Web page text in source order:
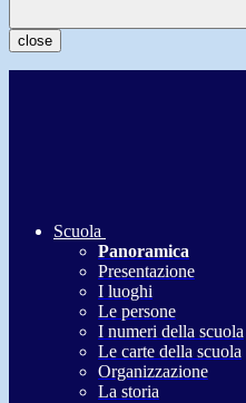
close
Scuola
Panoramica
Presentazione
I luoghi
Le persone
I numeri della scuola
Le carte della scuola
Organizzazione
La storia